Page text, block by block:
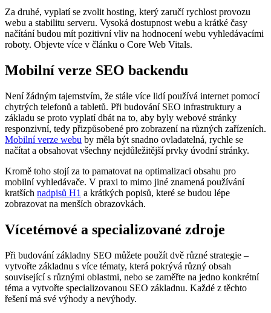
Za druhé, vyplatí se zvolit hosting, který zaručí rychlost provozu
webu a stabilitu serveru. Vysoká dostupnost webu a krátké časy
načítání budou mít pozitivní vliv na hodnocení webu vyhledávacími
roboty. Objevte více v článku o Core Web Vitals.
Mobilní verze SEO backendu
Není žádným tajemstvím, že stále více lidí používá internet pomocí
chytrých telefonů a tabletů. Při budování SEO infrastruktury a
základu se proto vyplatí dbát na to, aby byly webové stránky
responzivní, tedy přizpůsobené pro zobrazení na různých zařízeních.
Mobilní verze webu by měla být snadno ovladatelná, rychle se
načítat a obsahovat všechny nejdůležitější prvky úvodní stránky.
Kromě toho stojí za to pamatovat na optimalizaci obsahu pro
mobilní vyhledávače. V praxi to mimo jiné znamená používání
kratších nadpisů H1 a krátkých popisů, které se budou lépe
zobrazovat na menších obrazovkách.
Vícetémové a specializované zdroje
Při budování základny SEO můžete použít dvě různé strategie –
vytvořte základnu s více tématy, která pokrývá různý obsah
související s různými oblastmi, nebo se zaměřte na jedno konkrétní
téma a vytvořte specializovanou SEO základnu. Každé z těchto
řešení má své výhody a nevýhody.